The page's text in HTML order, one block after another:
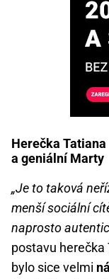
Herečka
a geniální Marty
„Je to taková
menší sociální
naprosto
postavu
bylo sice velmi